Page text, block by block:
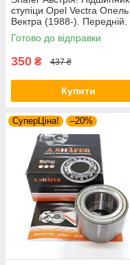
ступіци Opel Vectra Опель
Вектра (1988-). Передній.
VKBA3256 , R153.14 ,
713644160
Готово до відправки
350 ₴ 437 ₴
Купити
СуперЦіна! –20%